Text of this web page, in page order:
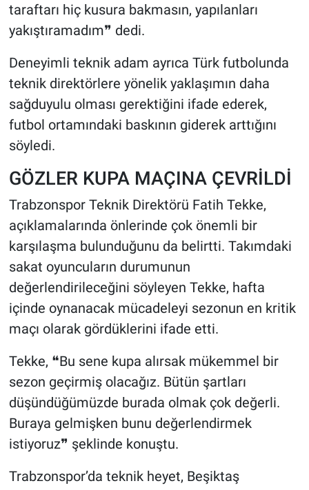
taraftarı hiç kusura bakmasın, yapılanları
yakıştıramadım❞ dedi.
Deneyimli teknik adam ayrıca Türk futbolunda
teknik direktörlere yönelik yaklaşımın daha
sağduyulu olması gerektiğini ifade ederek,
futbol ortamındaki baskının giderek arttığını
söyledi.
GÖZLER KUPA MAÇINA ÇEVRİLDİ
Trabzonspor Teknik Direktörü Fatih Tekke,
açıklamalarında önlerinde çok önemli bir
karşılaşma bulunduğunu da belirtti. Takımdaki
sakat oyuncuların durumunun
değerlendirileceğini söyleyen Tekke, hafta
içinde oynanacak mücadeleyi sezonun en kritik
maçı olarak gördüklerini ifade etti.
Tekke, ❝Bu sene kupa alırsak mükemmel bir
sezon geçirmiş olacağız. Bütün şartları
düşündüğümüzde burada olmak çok değerli.
Buraya gelmişken bunu değerlendirmek
istiyoruz❞ şeklinde konuştu.
Trabzonspor’da teknik heyet, Beşiktaş